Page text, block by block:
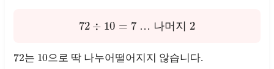
72 10= … 나머지 2
72는 10으로 딱 나누어떨어지지 않습니다.